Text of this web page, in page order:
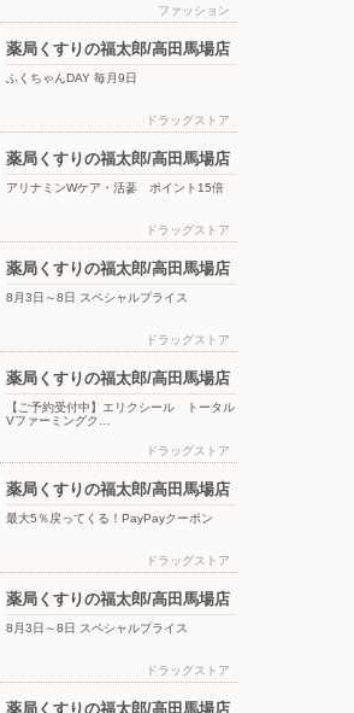
ファッション
薬局くすりの福太郎/高田馬場店
ふくちゃんDAY 毎月9日
ドラッグストア
薬局くすりの福太郎/高田馬場店
アリナミンWケア・活蔘 ポイント15倍
ドラッグストア
薬局くすりの福太郎/高田馬場店
8月3日～8日 スペシャルプライス
ドラッグストア
薬局くすりの福太郎/高田馬場店
【ご予約受付中】エリクシール トータル
Vファーミングク…
ドラッグストア
薬局くすりの福太郎/高田馬場店
最大5％戻ってくる！PayPayクーポン
ドラッグストア
薬局くすりの福太郎/高田馬場店
8月3日～8日 スペシャルプライス
ドラッグストア
薬局くすりの福太郎/高田馬場店